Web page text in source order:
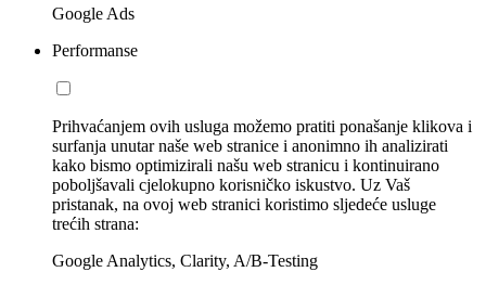
Google Ads
Performanse
Prihvaćanjem ovih usluga možemo pratiti ponašanje klikova i
surfanja unutar naše web stranice i anonimno ih analizirati
kako bismo optimizirali našu web stranicu i kontinuirano
poboljšavali cjelokupno korisničko iskustvo. Uz Vaš
pristanak, na ovoj web stranici koristimo sljedeće usluge
trećih strana:
Google Analytics, Clarity, A/B-Testing